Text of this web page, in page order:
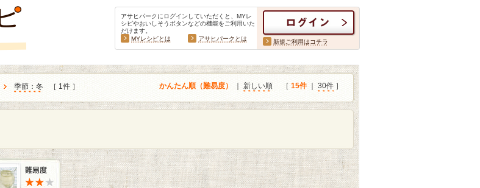
アサヒパークにログインしていただくと、MYレ
シピやおいしそうボタンなどの機能をご利用いた
だけます。
MYレシピとは
アサヒパークとは 新規ご利用はコチラ
季節：冬 ［ 1件 ］ かんたん順（難易度） 新しい順 ［ 15件｜ 30件 ］